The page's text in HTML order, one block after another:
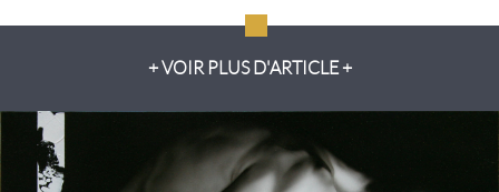
+ VOIR PLUS D'ARTICLE +